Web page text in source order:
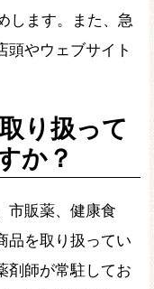
します。また、急
頭やウェブサイト
り扱って
か？
市販薬、健康食
品を取り扱ってい
剤師が常駐してお